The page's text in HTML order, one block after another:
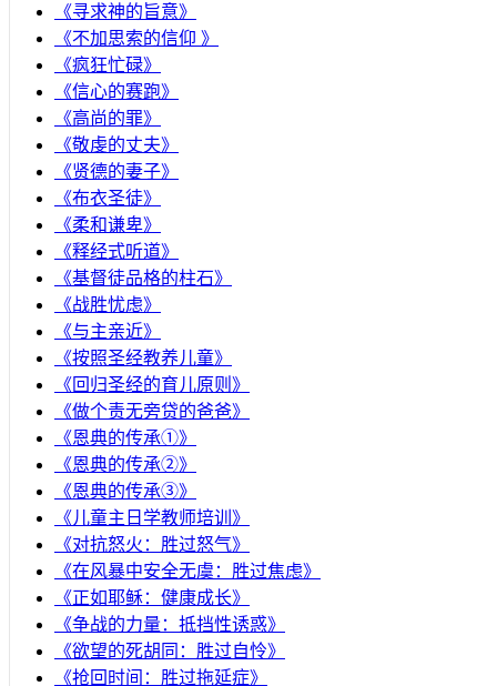
《寻求神的旨意》
《不加思索的信仰 》
《疯狂忙碌》
《信心的赛跑》
《高尚的罪》
《敬虔的丈夫》
《贤德的妻子》
《布衣圣徒》
《柔和谦卑》
《释经式听道》
《基督徒品格的柱石》
《战胜忧虑》
《与主亲近》
《按照圣经教养儿童》
《回归圣经的育儿原则》
《做个责无旁贷的爸爸》
《恩典的传承①》
《恩典的传承②》
《恩典的传承③》
《儿童主日学教师培训》
《对抗怒火：胜过怒气》
《在风暴中安全无虞：胜过焦虑》
《正如耶稣：健康成长》
《争战的力量：抵挡性诱惑》
《欲望的死胡同：胜过自怜》
《抢回时间：胜过拖延症》